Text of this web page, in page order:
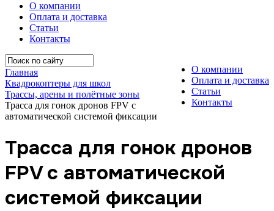
О компании
Оплата и доставка
Статьи
Контакты
О компании
Оплата и доставка
Статьи
Контакты
Главная
Квадрокоптеры для школ
Трассы, арены и полётные зоны
Трасса для гонок дронов FPV с
автоматической системой фиксации
Трасса для гонок дронов
FPV с автоматической
системой фиксации